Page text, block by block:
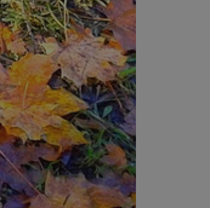
zapewniając, że
a ich dane są
witrynę